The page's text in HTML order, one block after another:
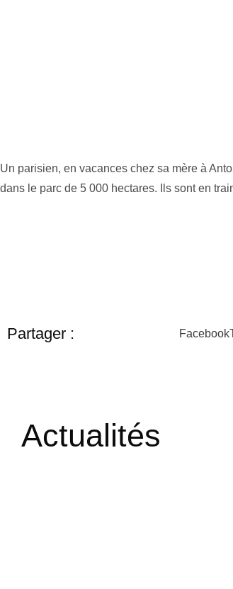
Un parisien, en vacances chez sa mère à
dans le parc de 5 000 hectares. Ils sont en
Partager : Facebook
Actualités